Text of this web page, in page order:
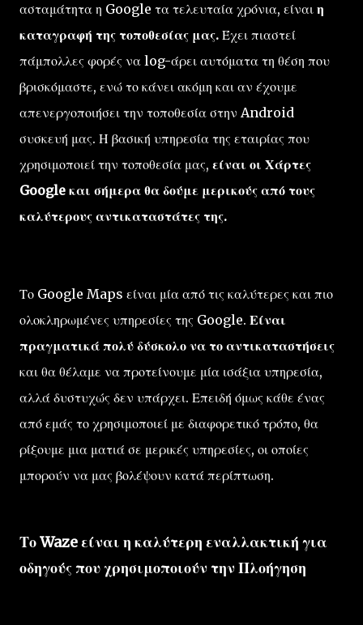
ασταμάτητα η Google τα τελευταία χρόνια, είναι η
καταγραφή της τοποθεσίας μας. Έχει πιαστεί
πάμπολλες φορές να log-άρει αυτόματα τη θέση που
βρισκόμαστε, ενώ το κάνει ακόμη και αν έχουμε
απενεργοποιήσει την τοποθεσία στην Android
συσκευή μας. Η βασική υπηρεσία της εταιρίας που
χρησιμοποιεί την τοποθεσία μας, είναι οι Χάρτες
Google και σήμερα θα δούμε μερικούς από τους
καλύτερους αντικαταστάτες της.
Το Google Maps είναι μία από τις καλύτερες και πιο
ολοκληρωμένες υπηρεσίες της Google. Είναι
πραγματικά πολύ δύσκολο να το αντικαταστήσεις
και θα θέλαμε να προτείνουμε μία ισάξια υπηρεσία,
αλλά δυστυχώς δεν υπάρχει. Επειδή όμως κάθε ένας
από εμάς το χρησιμοποιεί με διαφορετικό τρόπο, θα
ρίξουμε μια ματιά σε μερικές υπηρεσίες, οι οποίες
μπορούν να μας βολέψουν κατά περίπτωση.
Το Waze είναι η καλύτερη εναλλακτική για
οδηγούς που χρησιμοποιούν την Πλοήγηση